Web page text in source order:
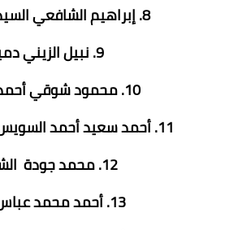
8. إبراهيم الشافعي السيد الدقهلية
9. نبيل الزيني دمياط
10. محمود شوقي أحمد سوهاج
11. أحمد سعيد أحمد السويس وجنوب سيناء
12. محمد جودة الشرقية
13. أحمد محمد عباس طنطا